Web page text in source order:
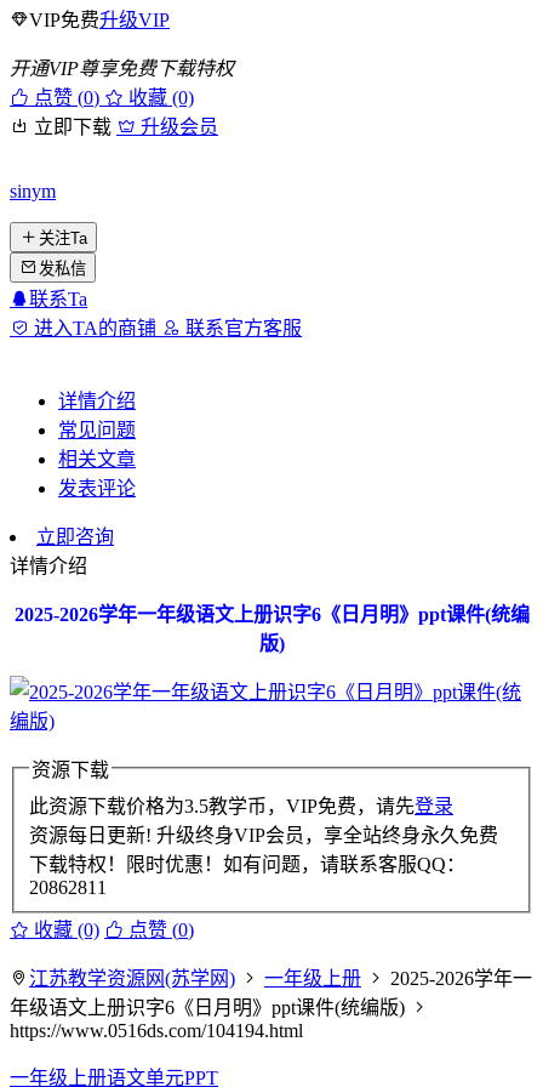
VIP免费升级VIP
开通VIP尊享免费下载特权
点赞 (0)
收藏 (0)
立即下载
升级会员
sinym
关注Ta
发私信
联系Ta
进入TA的商铺
联系官方客服
详情介绍
常见问题
相关文章
发表评论
立即咨询
详情介绍
2025-2026学年一年级语文上册识字6《日月明》ppt课件(统编
版)
资源下载
此资源下载价格为3.5教学币，VIP免费，请先登录
资源每日更新! 升级终身VIP会员，享全站终身永久免费
下载特权！限时优惠！如有问题，请联系客服QQ：
20862811
收藏 (0) 点赞 (0)
江苏教学资源网(苏学网) 一年级上册
2025-2026学年一
年级语文上册识字6《日月明》ppt课件(统编版)
https://www.0516ds.com/104194.html
一年级上册语文单元PPT